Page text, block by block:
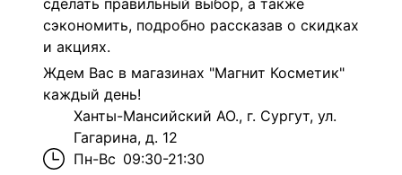
сэкономить, подробно рассказав о скидках
и акциях.
Ждем Вас в магазинах "Магнит Косметик"
каждый день!
Ханты-Мансийский АО., г. Сургут, ул.
Гагарина, д. 12
Пн-Вс 09:30-21:30